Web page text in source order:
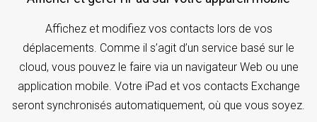
Affichez et modifiez vos contacts lors de vos
déplacements. Comme il s’agit d’un service basé sur le
cloud, vous pouvez le faire via un navigateur Web ou une
application mobile. Votre iPad et vos contacts Exchange
seront synchronisés automatiquement, où que vous soyez.